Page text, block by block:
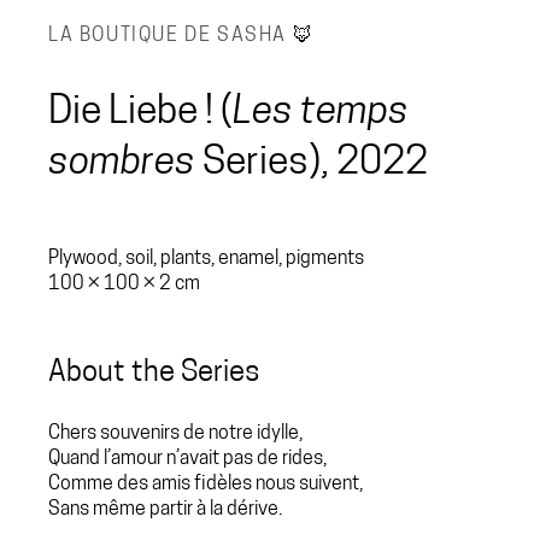
LA BOUTIQUE DE SASHA 🦊
Die Liebe ! (Les temps
sombres Series), 2022
Plywood, soil, plants, enamel, pigments
100 × 100 × 2 cm
About the Series
Chers souvenirs de notre idylle,
Quand l’amour n’avait pas de rides,
Comme des amis fidèles nous suivent,
Sans même partir à la dérive.